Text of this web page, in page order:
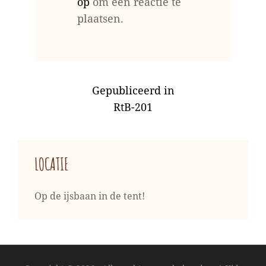
plaatsen.
Gepubliceerd in
RtB-201
LOCATIE
Op de ijsbaan in de tent!